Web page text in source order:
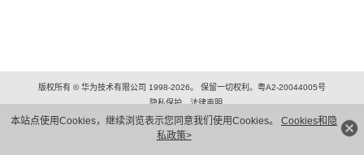
本站点使用Cookies，继续浏览表示您同意我们使用Cookies。 Cookies和隐
私政策>
版权所有 © 华为技术有限公司 1998-2026。 保留一切权利。粤A2-20044005号
隐私保护
法律声明